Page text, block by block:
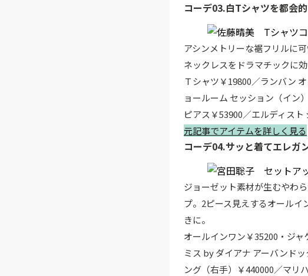
コーデ03.白Tシャツを都会
アシンメトリーな裾フリルに
ネックレスをドラマチックに効
Ｔシャツ￥19800／ランバン
ョールーム セッション（イ
ピアス￥53900／エルディス
元記事でアイテムを詳しく見る
コーデ04.サッと着てエレガ
ジョーゼット素材が生むやわ
プ。2ピース見えするオール
きに。
オールインワン￥35200・ジ
ミス by ダイアナ アーバンド
ング（右手）￥440000／マ